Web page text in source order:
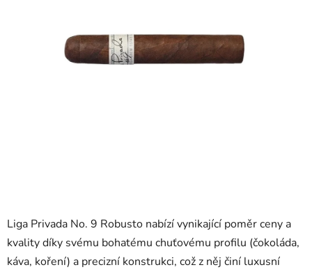
Liga Privada No. 9 Robusto nabízí vynikající poměr ceny a
kvality díky svému bohatému chuťovému profilu (čokoláda,
káva, koření) a precizní konstrukci, což z něj činí luxusní